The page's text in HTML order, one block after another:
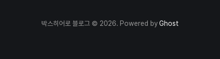
박스히어로 블로그 © 2026. Powered byGhost